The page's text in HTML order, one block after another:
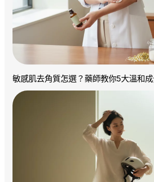
敏感肌去角質怎選？藥師教你5大溫和